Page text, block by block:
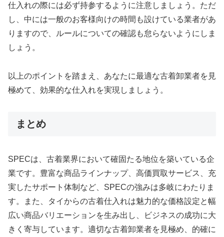
仕入れの際には必ず持参するように注意しましょう。ただ
し、中には一般のお客様向けの時間も設けている業者があ
りますので、ルールについての確認も怠らないようにしま
しょう。
以上のポイントを踏まえ、あなたに最適な古着卸業者を見
極めて、効果的な仕入れを実現しましょう。
まとめ
SPECは、古着業界において確固たる地位を築いている企
業です。豊富な商品ラインナップ、高価買取サービス、充
実したサポート体制など、SPECの強みは多岐にわたりま
す。また、タイからの古着仕入れは魅力的な価格設定と幅
広い商品バリエーションを生み出し、ビジネスの成功に大
きく寄与しています。適切な古着卸業者を見極め、的確に